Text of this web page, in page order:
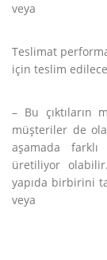
veya
Teslimat
için teslim
– Bu çıktıların
müşteriler de
aşamada
üretiliyor
yapıda birbirini
veya